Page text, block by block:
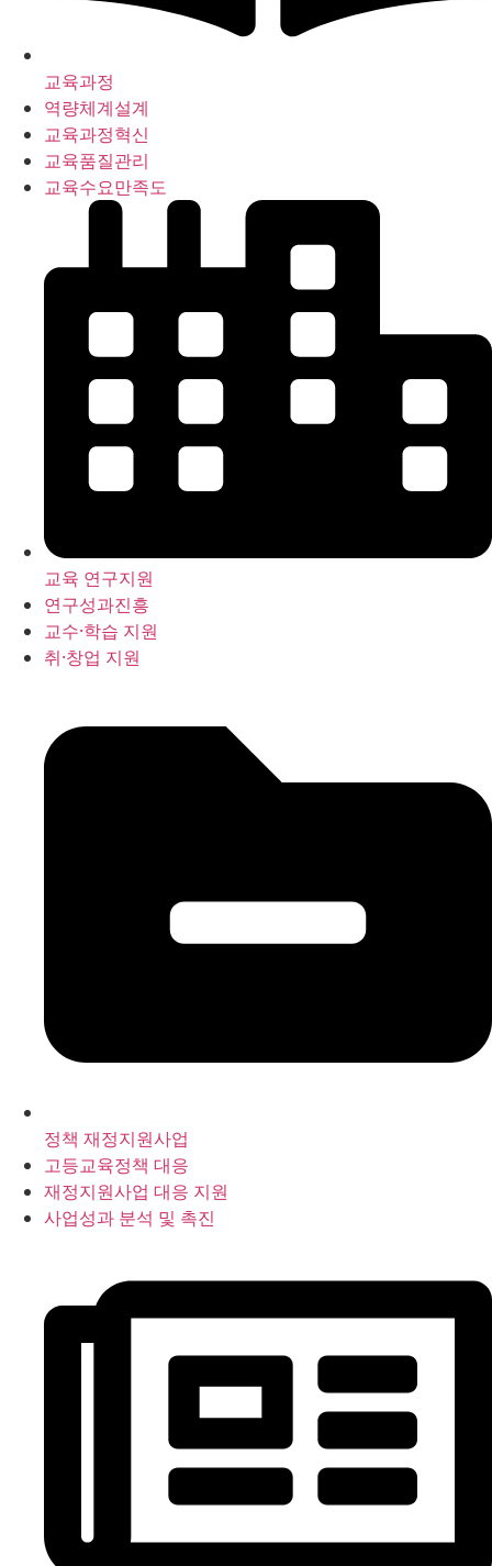
교육과정
역량체계설계
교육과정혁신
교육품질관리
교육수요만족도
교육 연구지원
연구성과진흥
교수·학습 지원
취·창업 지원
정책 재정지원사업
고등교육정책 대응
재정지원사업 대응 지원
사업성과 분석 및 촉진